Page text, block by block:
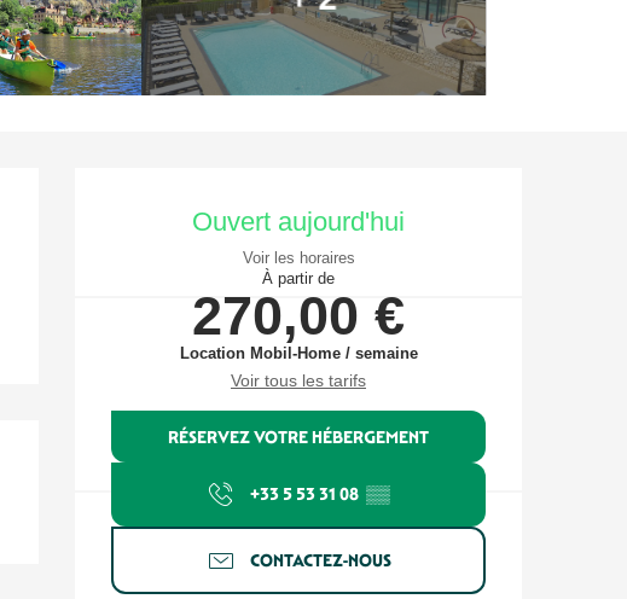
Ouverture et coordonnées
Ouvert aujourd'hui
Voir les horaires
À partir de
270,00 €
Location Mobil-Home / semaine
Voir tous les tarifs
RÉSERVEZ VOTRE HÉBERGEMENT
+33 5 53 31 08 ▒▒
CONTACTEZ-NOUS